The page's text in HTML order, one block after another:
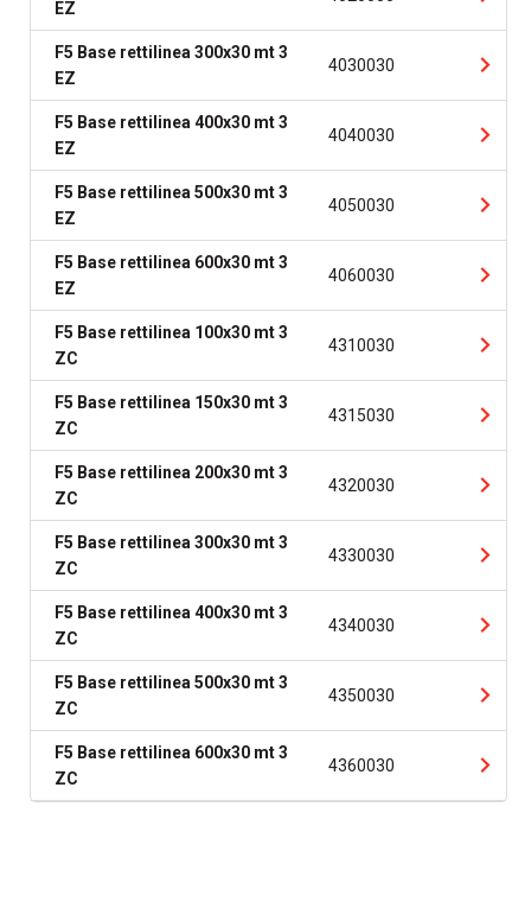
EZ
F5 Base rettilinea 300x30 mt 3
EZ
4030030
F5 Base rettilinea 400x30 mt 3
EZ
4040030
F5 Base rettilinea 500x30 mt 3
EZ
4050030
F5 Base rettilinea 600x30 mt 3
EZ
4060030
F5 Base rettilinea 100x30 mt 3
ZC
4310030
F5 Base rettilinea 150x30 mt 3
ZC
4315030
F5 Base rettilinea 200x30 mt 3
ZC
4320030
F5 Base rettilinea 300x30 mt 3
ZC
4330030
F5 Base rettilinea 400x30 mt 3
ZC
4340030
F5 Base rettilinea 500x30 mt 3
ZC
4350030
F5 Base rettilinea 600x30 mt 3
ZC
4360030